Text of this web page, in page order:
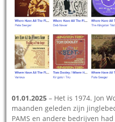
01.01.2025 – Het is 1974. Jon
maanden geleden zijn
PAMS en andere bedrijven